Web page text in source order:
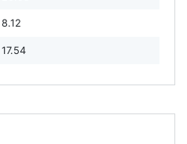
8.12
17.54